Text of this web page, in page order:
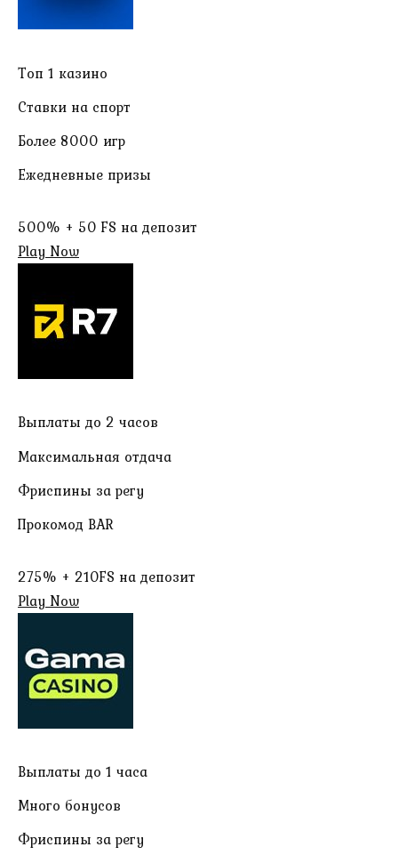
Топ 1 казино
Ставки на спорт
Более 8000 игр
Ежедневные призы
500% + 50 FS на депозит
Play Now
Выплаты до 2 часов
Максимальная отдача
Фриспины за регу
Прокомод BAR
275% + 210FS на депозит
Play Now
Выплаты до 1 часа
Много бонусов
Фриспины за регу